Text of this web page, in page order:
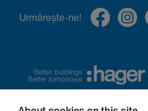
Urmă­rește-ne!